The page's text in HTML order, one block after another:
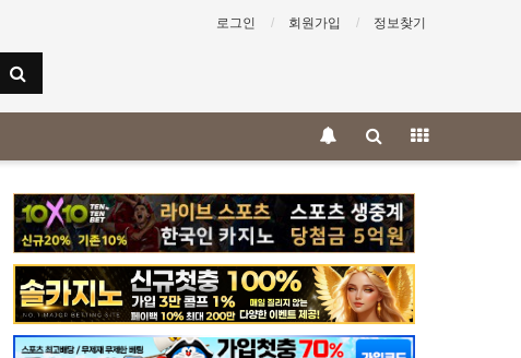
로그인 회원가입 정보찾기